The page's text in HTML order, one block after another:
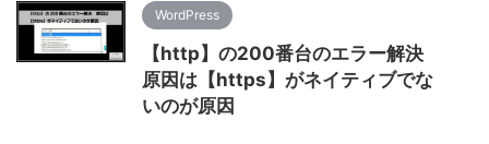
WordPress
【http】の200番台のエラー解決
原因は【https】がネイティブでな
いのが原因